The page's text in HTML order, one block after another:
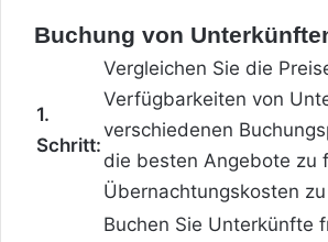
Buchung von
1.
Schritt:
Vergleichen Sie die
Verfügbarkeiten von
verschiedenen
die besten Angebote zu
Übernachtungskosten
Buchen Sie Unterkünfte